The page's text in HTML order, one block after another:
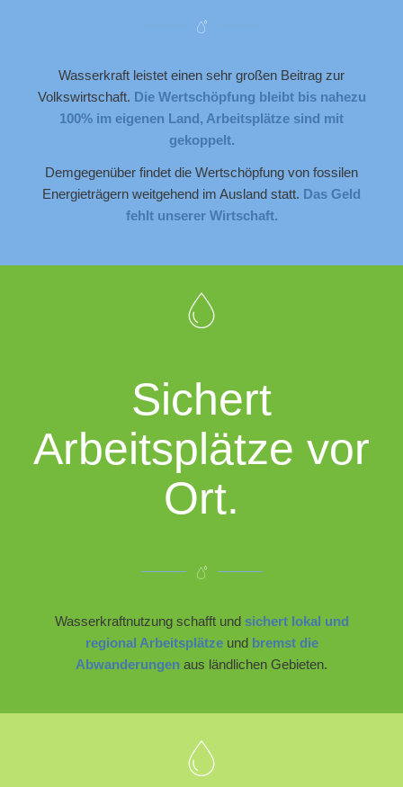
Wasserkraft leistet einen sehr großen Beitrag zur
Volkswirtschaft. Die Wertschöpfung bleibt bis nahezu
100% im eigenen Land, Arbeitsplätze sind mit
gekoppelt.
Demgegenüber findet die Wertschöpfung von fossilen
Energieträgern weitgehend im Ausland statt. Das Geld
fehlt unserer Wirtschaft.
Sichert
Arbeitsplätze vor
Ort.
Wasserkraftnutzung schafft und sichert lokal und
regional Arbeitsplätzeund bremst die
Abwanderungen aus ländlichen Gebieten.